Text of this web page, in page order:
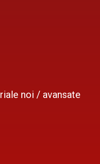
noi / avansate